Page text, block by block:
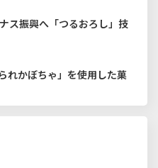
ス振興へ「つるおろし」技
れかぼちゃ」を使用した菓